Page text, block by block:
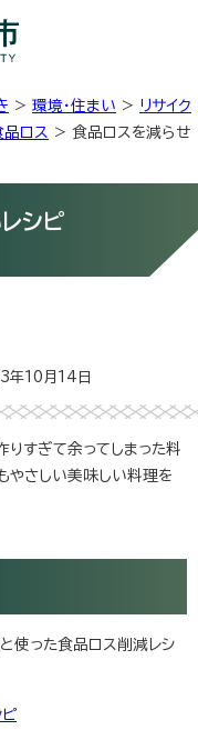
> 環境・住まい > リサイク
品ロス > 食品ロスを減らせ
シピ
年10月14日
りすぎて余ってしまった料
やさしい美味しい料理を
使った食品ロス削減レシ